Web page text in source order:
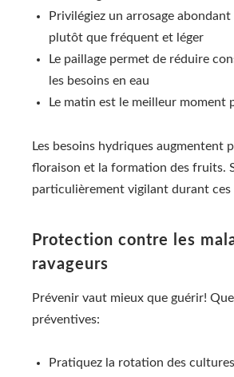
Privilégiez un arrosage abondant
plutôt que fréquent et léger
Le paillage permet de réduire
les besoins en eau
Le matin est le meilleur moment
Les besoins hydriques augmentent
floraison et la formation des fruits.
particulièrement vigilant durant ces
Protection contre les
ravageurs
Prévenir vaut mieux que guérir!
préventives:
Pratiquez la rotation des